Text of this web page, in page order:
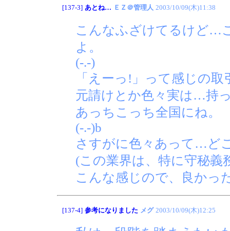
[137-3] あとね… ＥＺ＠管理人 2003/10/09(木)11:38
こんなふざけてるけど…
よ。
(-.-)
「えーっ!」って感じの取
元請けとか色々実は…持
あっちこっち全国にね。
(-.-)b
さすがに色々あって…ど
(この業界は、特に守秘
こんな感じので、良かっ
[137-4] 参考になりました メグ 2003/10/09(木)12:25